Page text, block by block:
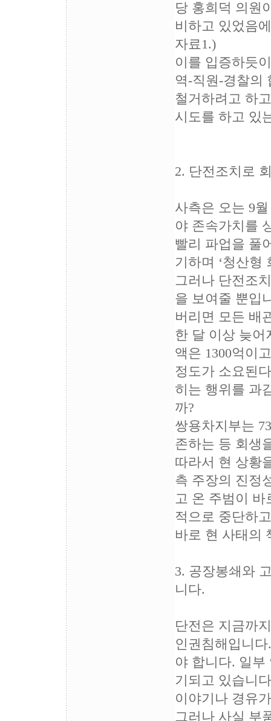
당 홍희덕 의원
비하고 있었음
자료1.)
이를 입증하듯
역-직원-경찰의
철거하려고 하
시도를 하고 있
2. 단전조치로
사측은 오는 9
야 존속가치를
빨리 파업을 풀
기하며 ‘청산형
그러나 단전조
을 보여줄 뿐입
버리면 모든 배
한 달 이상 늦어
액은 1300억이
정도가 소요된
히는 행위를 과
까?
쌍용차지부는
존하는 등 회생
따라서 현 상황
측 주장의 진정
고 온 주범이 바
적으로 중단하
바로 현 사태의
3. 공장봉쇄와
니다.
단전은 지금까
인권침해입니
야 합니다. 일
기되고 있습니
이야기나 경유
그러나 사실 부